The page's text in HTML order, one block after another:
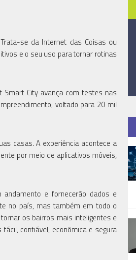
se da Internet das Coisas ou
e o seu uso para tornar rotinas
Smart City avança com testes nas
voltado para 20 mil
casas. A experiência acontece a
por meio de aplicativos móveis,
andamento e fornecerão dados e
no país, mas também em todo o
os bairros mais inteligentes e
confiável, econômica e segura